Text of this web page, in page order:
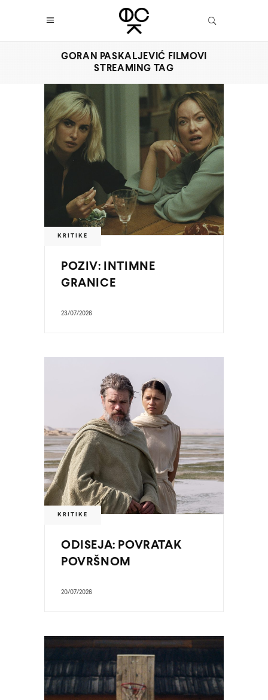
GORAN PASKALJEVIĆ FILMOVI
STREAMING TAG
KRITIKE
POZIV: INTIMNE
GRANICE
23/07/2026
KRITIKE
ODISEJA: POVRATAK
POVRŠNOM
20/07/2026